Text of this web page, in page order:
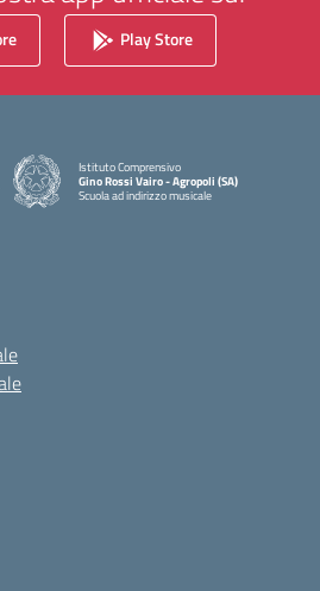
Play Store
Istituto Comprensivo
Gino Rossi Vairo - Agropoli (SA)
Scuola ad indirizzo musicale